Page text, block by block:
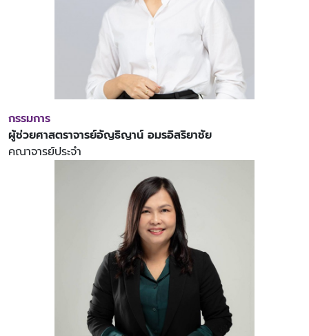
กรรมการ
ผู้ช่วยศาสตราจารย์อัญธิญาน์ อมรอิสริยาชัย
คณาจารย์ประจำ